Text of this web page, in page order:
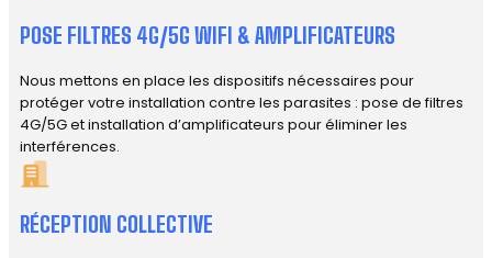
POSE FILTRES 4G/5G WIFI & AMPLIFICATEURS
Nous mettons en place les dispositifs nécessaires pour
protéger votre installation contre les parasites : pose de filtres
4G/5G et installation d’amplificateurs pour éliminer les
interférences.
RÉCEPTION COLLECTIVE